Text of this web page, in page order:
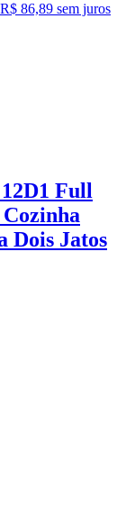
R$ 86,89 sem juros
Full
Dois Jatos